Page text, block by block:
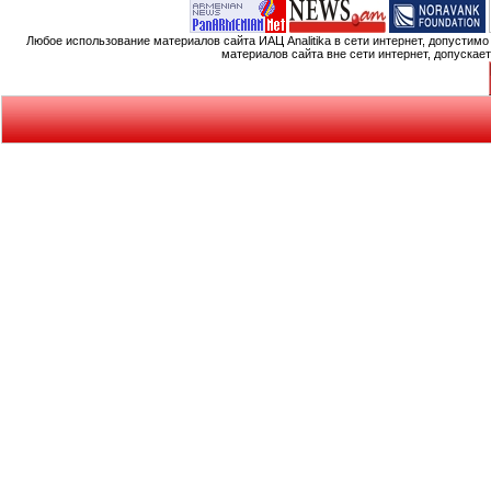
Любое использование материалов сайта ИАЦ Analitika в сети интернет,
материалов сайта вне сети интернет,